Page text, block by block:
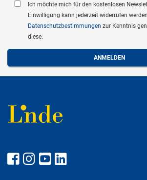
Ich möchte mich für den kostenlosen
Einwilligung kann jederzeit widerrufen
Datenschutzbestimmungen zur Kenntnis
diese.